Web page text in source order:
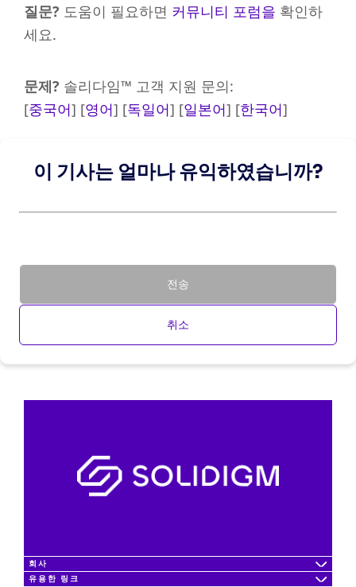
질문? 도움이 필요하면 커뮤니티 포럼을 확인하
세요.
문제? 솔리다임™ 고객 지원 문의:
[중국어] [영어] [독일어] [일본어] [한국어]
이 기사는 얼마나 유익하였습니까?
전송
취소
회사
유용한 링크